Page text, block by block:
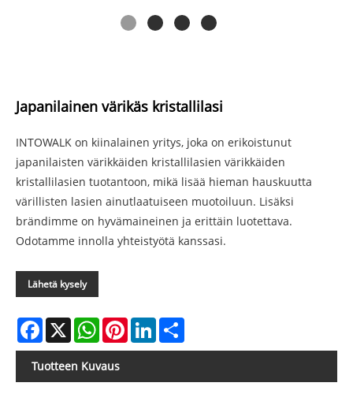
Japanilainen värikäs kristallilasi
INTOWALK on kiinalainen yritys, joka on erikoistunut
japanilaisten värikkäiden kristallilasien värikkäiden
kristallilasien tuotantoon, mikä lisää hieman hauskuutta
värillisten lasien ainutlaatuiseen muotoiluun. Lisäksi
brändimme on hyvämaineinen ja erittäin luotettava.
Odotamme innolla yhteistyötä kanssasi.
Lähetä kysely
Facebook
X WhatsAppPinterestLinkedIn
Tuotteen Kuvaus